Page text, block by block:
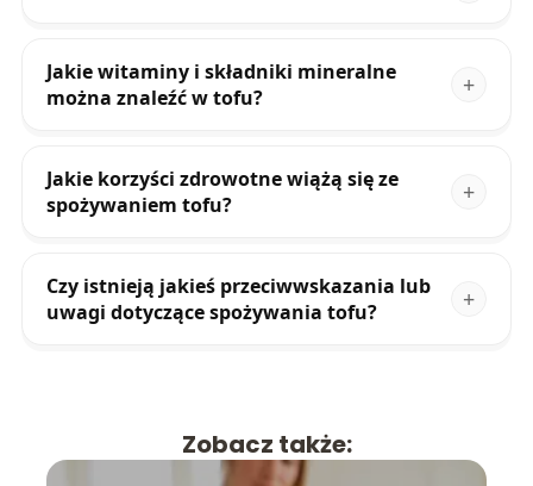
Jakie witaminy i składniki mineralne
można znaleźć w tofu?
Jakie korzyści zdrowotne wiążą się ze
spożywaniem tofu?
Czy istnieją jakieś przeciwwskazania lub
uwagi dotyczące spożywania tofu?
Zobacz także: